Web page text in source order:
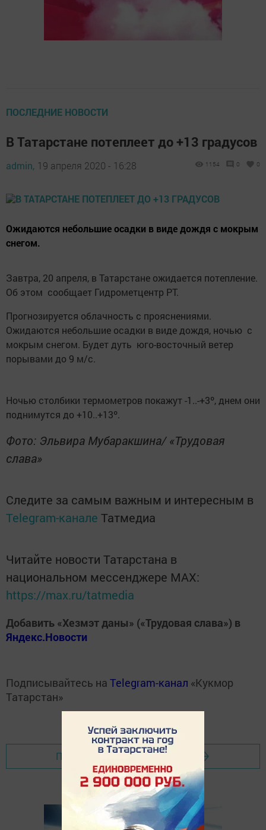
ПОСЛЕДНИЕ НОВОСТИ
В Татарстане потеплеет до +13 градусов
admin, 19 апреля 2020 - 16:28 1154 0 0
Ожидаются небольшие осадки в виде дождя с мокрым
снегом.
Завтра, 20 апреля, в Татарстане ожидается потепление.
Об этом сообщает Гидрометцентр РТ.
Прогнозируется облачность с прояснениями.
Ожидаются небольшие осадки в виде дождя, ночью с
мокрым снегом. Будет дуть юго-восточный ветер
порывами до 9 м/с.
Ночью столбики термометров покажут -1..-+3º, днем они
поднимутся до +10..+13º.
Фото: Эльвира Мубаракшина/ «Трудовая
слава»
Следите за самым важным и интересным в
Telegram-канале Татмедиа
Читайте новости Татарстана в
национальном мессенджере MАХ:
https://max.ru/tatmedia
Добавить «Хезмэт даны» («Трудовая слава») в
Яндекс.Новости
Подписывайтесь на Telegram-канал «Кукмор
Татарстан»
Перейти на страницу новости